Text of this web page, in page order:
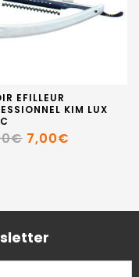
EFILLEUR
KIM LUX
7,00€